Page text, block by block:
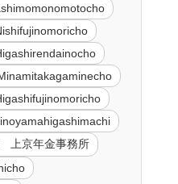
上京年金事務所